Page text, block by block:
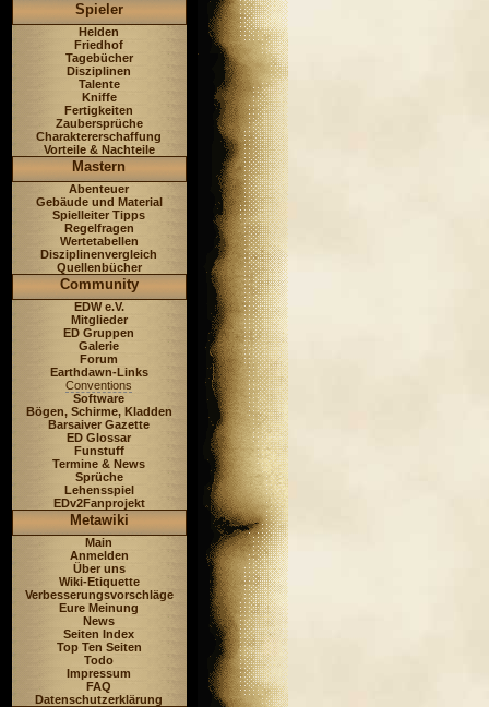
Spieler
Helden
Friedhof
Tagebücher
Disziplinen
Talente
Kniffe
Fertigkeiten
Zaubersprüche
Charaktererschaffung
Vorteile & Nachteile
Mastern
Abenteuer
Gebäude und Material
Spielleiter Tipps
Regelfragen
Wertetabellen
Disziplinenvergleich
Quellenbücher
Community
EDW e.V.
Mitglieder
ED Gruppen
Galerie
Forum
Earthdawn-Links
Conventions
Software
Bögen, Schirme, Kladden
Barsaiver Gazette
ED Glossar
Funstuff
Termine & News
Sprüche
Lehensspiel
EDv2Fanprojekt
Metawiki
Main
Anmelden
Über uns
Wiki-Etiquette
Verbesserungsvorschläge
Eure Meinung
News
Seiten Index
Top Ten Seiten
Todo
Impressum
FAQ
Datenschutzerklärung